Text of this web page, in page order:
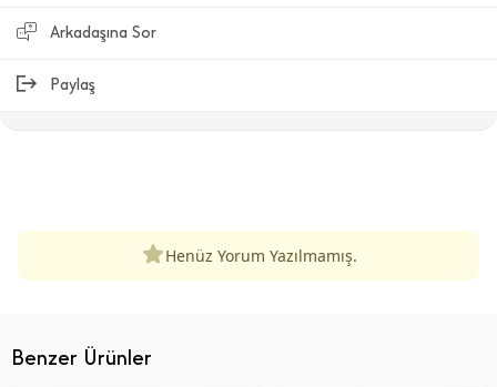
Arkadaşına Sor
Paylaş
Henüz Yorum Yazılmamış.
Benzer Ürünler